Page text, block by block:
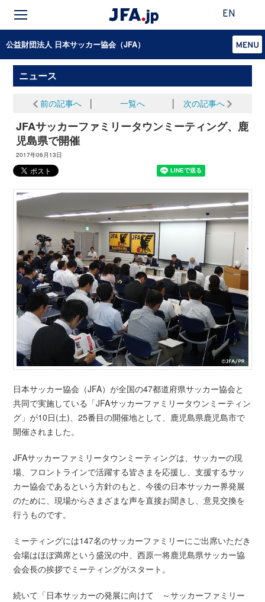
EN
公益財団法人 日本サッカー協会（JFA）
ニュース
前の記事へ 一覧へ 次の記事へ
JFAサッカーファミリータウンミーティング、鹿
児島県で開催
2017年06月13日
日本サッカー協会（JFA）が全国の47都道府県サッカー協会と
共同で実施している「JFAサッカーファミリータウンミーティン
グ」が10日(土)、25番目の開催地として、鹿児島県鹿児島市で
開催されました。
JFAサッカーファミリータウンミーティングは、サッカーの現
場、フロントラインで活躍する皆さまを応援し、支援するサッ
カー協会であるという方針のもと、今後の日本サッカー界発展
のために、現場からさまざまな声を直接お聞きし、意見交換を
行うものです。
ミーティングには147名のサッカーファミリーにご出席いただき
会場はほぼ満席という盛況の中、西原一将鹿児島県サッカー協
会会長の挨拶でミーティングがスタート。
続いて「日本サッカーの発展に向けて ～サッカーファミリー